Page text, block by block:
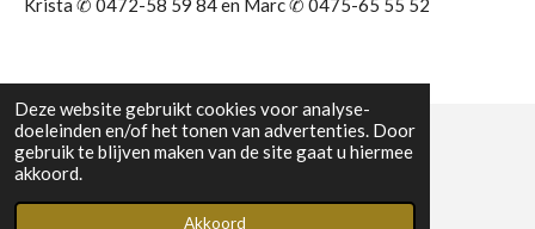
Deze website gebruikt cookies voor analyse-
doeleinden en/of het tonen van advertenties. Door
gebruik te blijven maken van de site gaat u hiermee
akkoord.
Akkoord
Krista ✆ 0472-58 59 84 en Marc ✆ 0475-65 55 52
© 2023 - 2026 WW Midwest